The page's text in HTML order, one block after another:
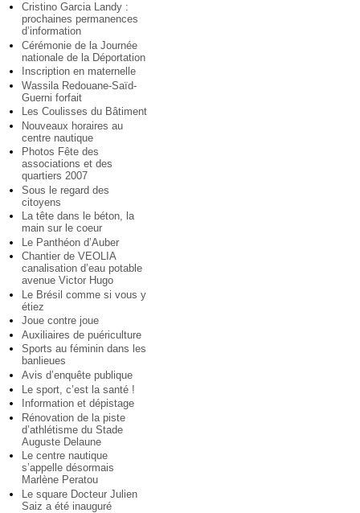
Cristino Garcia Landy :
prochaines permanences
d’information
Cérémonie de la Journée
nationale de la Déportation
Inscription en maternelle
Wassila Redouane-Saïd-
Guerni forfait
Les Coulisses du Bâtiment
Nouveaux horaires au
centre nautique
Photos Fête des
associations et des
quartiers 2007
Sous le regard des
citoyens
La tête dans le béton, la
main sur le coeur
Le Panthéon d’Auber
Chantier de VEOLIA
canalisation d’eau potable
avenue Victor Hugo
Le Brésil comme si vous y
étiez
Joue contre joue
Auxiliaires de puériculture
Sports au féminin dans les
banlieues
Avis d’enquête publique
Le sport, c’est la santé !
Information et dépistage
Rénovation de la piste
d’athlétisme du Stade
Auguste Delaune
Le centre nautique
s’appelle désormais
Marlène Peratou
Le square Docteur Julien
Saiz a été inauguré